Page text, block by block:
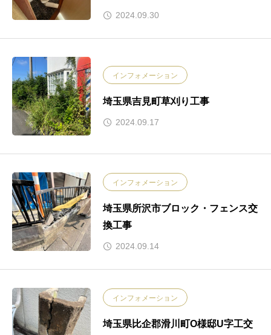
2024.09.30
インフォメーション
埼玉県吉見町草刈り工事
2024.09.17
インフォメーション
埼玉県所沢市ブロック・フェンス交
換工事
2024.09.14
インフォメーション
埼玉県比企郡滑川町O様邸U字工交